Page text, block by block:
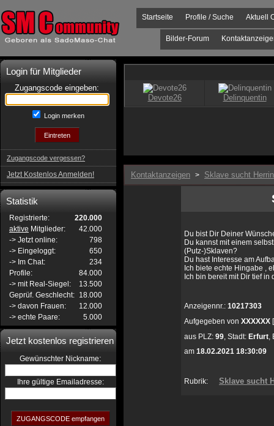
Aktuell
Profile / Suche
Startseite
Bilder-Forum
Login für Mitglieder
Zugangscode eingeben:
Login merken
Zugangscode vergessen?
Jetzt Kostenlos Anmelden!
Statistik
Registrierte:
220.000
aktive Mitglieder:
42.000
-> Jetzt online:
798
-> Eingeloggt:
650
-> Im Chat:
234
Profile:
84.000
-> mit Real-Siegel:
13.500
Geprüf. Geschlecht: 18.000
-> davon Frauen:
12.000
-> echte Paare:
5.000
Jetzt kostenlos registrieren
Gewünschter Nickname:
Ihre gültige Emailadresse:
Kontaktanzeigen > Sklave sucht Herrin
Du bist Dir Deiner
Du kannst mit einem
(Putz-)Sklaven?
Du hast Interesse am
Ich biete echte Hingabe ,
Ich bin bereit mit Dir tief
Anzeigennr.: 10217303
Aufgegeben von XXXXXX
aus PLZ: 99, Stadt: Erfurt,
am 18.02.2021 18:30:09
Rubrik: Sklave sucht